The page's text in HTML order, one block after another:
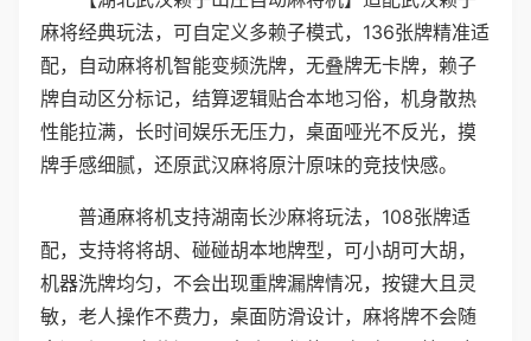
麻将经典玩法，可自定义多赖子模式，136张牌精准适
配，自动麻将机智能变频洗牌，无叠牌无卡牌，赖子
牌自动区分标记，结算逻辑贴合本地习俗，机身散热
性能拉满，长时间娱乐无压力，桌面哑光不反光，摸
牌手感细腻，还原武汉麻将原汁原味的竞技快感。
普通麻将机支持湖南长沙麻将玩法，108张牌适
配，支持将将胡、碰碰胡本地牌型，可小胡可大胡，
机器洗牌均匀，不会出现重牌漏牌情况，按键大且灵
敏，老人操作不费力，桌面防滑设计，麻将牌不会随